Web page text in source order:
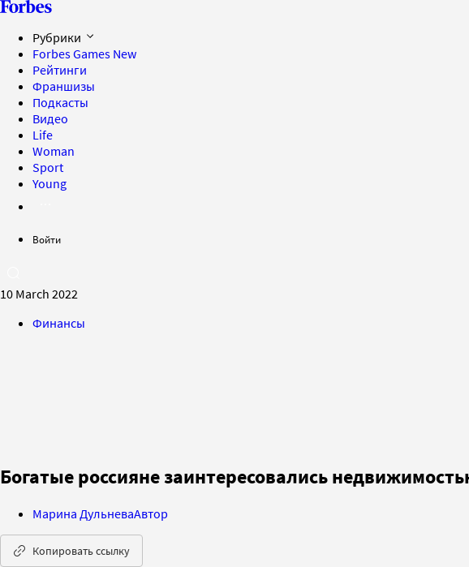
Рубрики
Forbes Games New
Рейтинги
Франшизы
Подкасты
Видео
Life
Woman
Sport
Young
Войти
10 March 2022
Финансы
Богатые россияне заинтересовались
Марина ДульневаАвтор
Копировать ссылку